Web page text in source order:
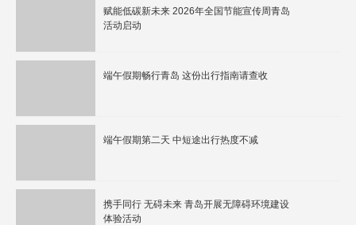
赋能低碳新未来 2026年全国节能宣传周青岛
活动启动
端午假期畅行青岛 这份出行指南请查收
端午假期第二天 中短途出行热度不减
携手同行 无碍未来 青岛开展无障碍环境建设
体验活动